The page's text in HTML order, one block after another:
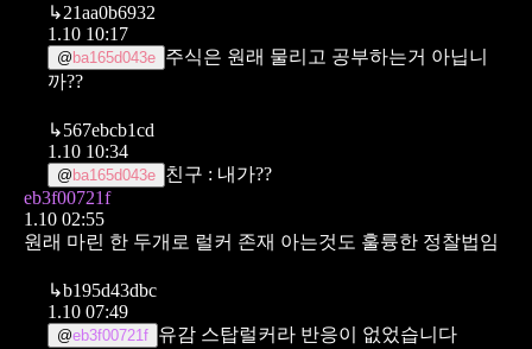
↳21aa0b6932
1.10 10:17
@ ba165d043e 주식은 원래 물리고 공부하는거 아닙니
까??
↳567ebcb1cd
1.10 10:34
@ ba165d043e 친구 : 내가??
eb3f00721f
1.10 02:55
원래 마린 한 두개로 럴커 존재 아는것도 훌륭한 정찰법임
↳b195d43dbc
1.10 07:49
@eb3f00721f 유감 스탑럴커라 반응이 없었습니다